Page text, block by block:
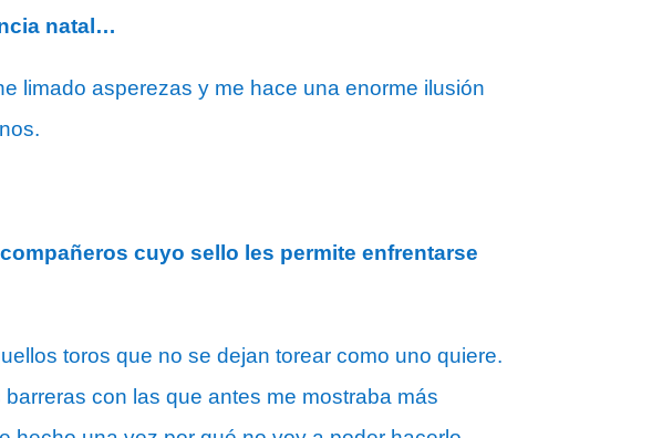
natal…
limado asperezas y me hace una enorme ilusión
cuyo sello les permite enfrentarse
toros que no se dejan torear como uno quiere.
con las que antes me mostraba más